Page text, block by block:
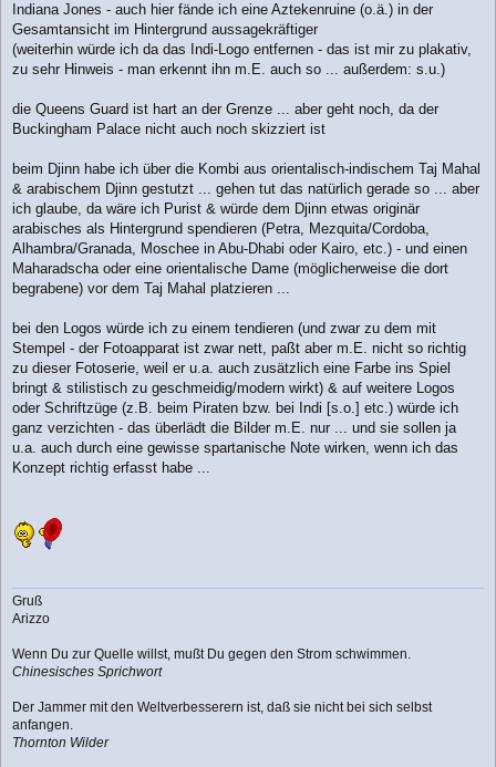
Indiana Jones - auch hier fände ich eine Aztekenruine (o.ä.) in der
Gesamtansicht im Hintergrund aussagekräftiger
(weiterhin würde ich da das Indi-Logo entfernen - das ist mir zu plakativ,
zu sehr Hinweis - man erkennt ihn m.E. auch so ... außerdem: s.u.)
die Queens Guard ist hart an der Grenze ... aber geht noch, da der
Buckingham Palace nicht auch noch skizziert ist
beim Djinn habe ich über die Kombi aus orientalisch-indischem Taj Mahal
& arabischem Djinn gestutzt ... gehen tut das natürlich gerade so ... aber
ich glaube, da wäre ich Purist & würde dem Djinn etwas originär
arabisches als Hintergrund spendieren (Petra, Mezquita/Cordoba,
Alhambra/Granada, Moschee in Abu-Dhabi oder Kairo, etc.) - und einen
Maharadscha oder eine orientalische Dame (möglicherweise die dort
begrabene) vor dem Taj Mahal platzieren ...
bei den Logos würde ich zu einem tendieren (und zwar zu dem mit
Stempel - der Fotoapparat ist zwar nett, paßt aber m.E. nicht so richtig
zu dieser Fotoserie, weil er u.a. auch zusätzlich eine Farbe ins Spiel
bringt & stilistisch zu geschmeidig/modern wirkt) & auf weitere Logos
oder Schriftzüge (z.B. beim Piraten bzw. bei Indi [s.o.] etc.) würde ich
ganz verzichten - das überlädt die Bilder m.E. nur ... und sie sollen ja
u.a. auch durch eine gewisse spartanische Note wirken, wenn ich das
Konzept richtig erfasst habe ...
Gruß
Arizzo
Wenn Du zur Quelle willst, mußt Du gegen den Strom schwimmen.
Chinesisches Sprichwort
Der Jammer mit den Weltverbesserern ist, daß sie nicht bei sich selbst
anfangen.
Thornton Wilder